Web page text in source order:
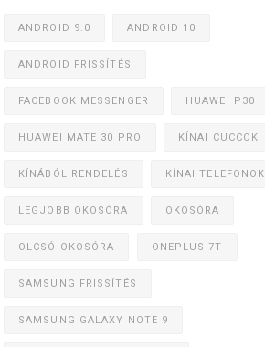
ANDROID 9.0 ANDROID 10
ANDROID FRISSÍTÉS
FACEBOOK MESSENGER HUAWEI P30
HUAWEI MATE 30 PRO KÍNAI CUCCOK
KÍNÁBÓL RENDELÉS KÍNAI TELEFONOK
LEGJOBB OKOSÓRA OKOSÓRA
OLCSÓ OKOSÓRA ONEPLUS 7T
SAMSUNG FRISSÍTÉS
SAMSUNG GALAXY NOTE 9